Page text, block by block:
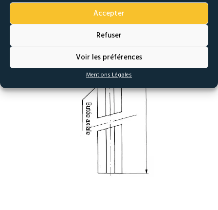
Accepter
Refuser
Voir les préférences
Mentions Légales